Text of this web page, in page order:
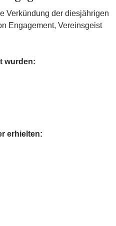
Verkündung der diesjährigen
Engagement, Vereinsgeist
wurden:
erhielten: